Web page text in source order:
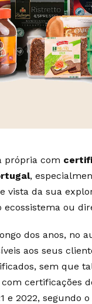
própria com
l,
vista da sua
ou
dos anos, no
aos seus
sem que
certificações
e 2022, segundo